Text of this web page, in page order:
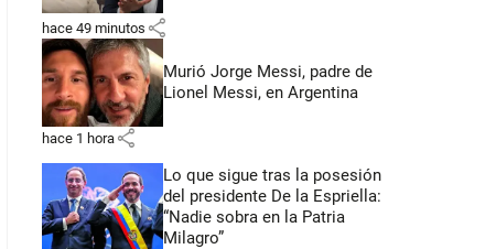
hace 49 minutos share
Murió Jorge Messi, padre de
Lionel Messi, en Argentina
hace 1 hora share
Lo que sigue tras la posesión
del presidente De la Espriella:
“Nadie sobra en la Patria
Milagro”